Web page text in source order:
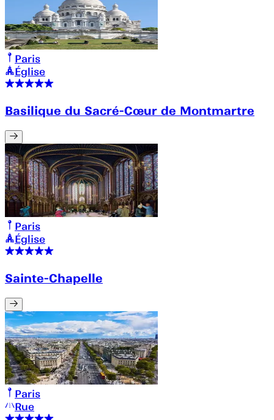
Paris
Église
Basilique du Sacré-Cœur de Montmartre
Paris
Église
Sainte-Chapelle
Paris
Rue